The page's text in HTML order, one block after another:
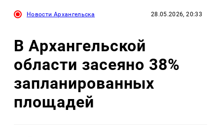
Новости Архангельска 28.05.2026, 20:33
В Архангельской
области засеяно 38%
запланированных
площадей